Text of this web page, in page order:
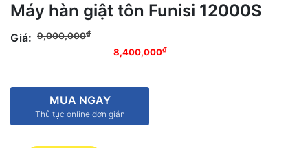
Máy hàn giật tôn Funisi 12000S
Giá: 9,000,000₫
8,400,000₫Giá hiện tại là:
MUA NGAY
Thủ tục online đơn giản